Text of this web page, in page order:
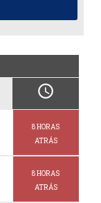
schedule
8 HORAS
ATRÁS
8 HORAS
ATRÁS